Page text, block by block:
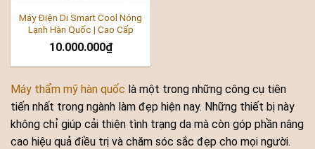
Máy Điện Di Smart Cool Nóng
Lạnh Hàn Quốc | Cao Cấp
10.000.000₫
Máy thẩm mỹ hàn quốc là một trong những công cụ tiên
tiến nhất trong ngành làm đẹp hiện nay. Những thiết bị này
không chỉ giúp cải thiện tình trạng da mà còn góp phần nâng
cao hiệu quả điều trị và chăm sóc sắc đẹp cho mọi người.